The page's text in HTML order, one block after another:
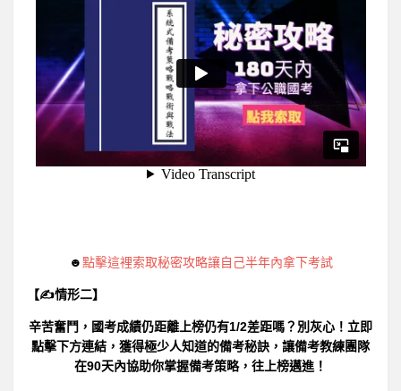
☻點擊這裡索取秘密攻略讓自己半年內拿下考試
【✍情形二】
辛苦奮鬥，國考成績仍距離上榜仍有1/2差距嗎？別灰心！立即
點擊下方連結，獲得極少人知道的備考秘訣，讓備考教練團隊
在90天內協助你掌握備考策略，往上榜邁進！